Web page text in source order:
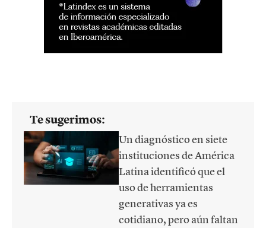
Te sugerimos:
Un diagnóstico en siete
instituciones de América
Latina identificó que el
uso de herramientas
generativas ya es
cotidiano, pero aún faltan